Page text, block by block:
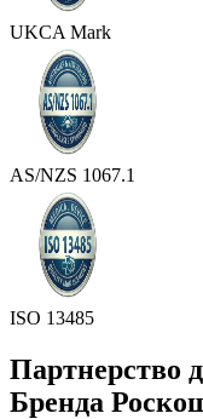
UKCA Mark
AS/NZS 1067.1
ISO 13485
Партнерство
Бренда